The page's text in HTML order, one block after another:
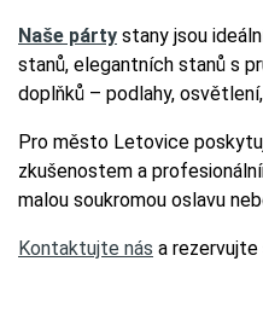
Naše párty stany jsou
stanů, elegantních stanů s
doplňků – podlahy,
Pro město Letovice
zkušenostem a
malou soukromou oslavu
Kontaktujte nás a rezervujte